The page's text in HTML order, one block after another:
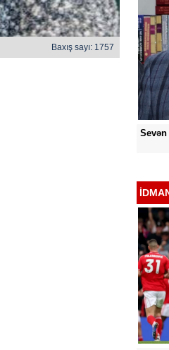
Baxış sayı: 1757
Sevən Ürəyim Mənim - Zəka